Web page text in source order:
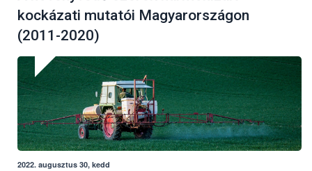
kockázati mutatói Magyarországon
(2011-2020)
2022. augusztus 30, kedd